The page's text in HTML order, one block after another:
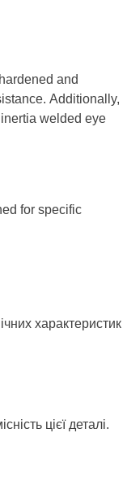
and
Additionally,
welded eye
for specific
характеристик
цієї деталі.